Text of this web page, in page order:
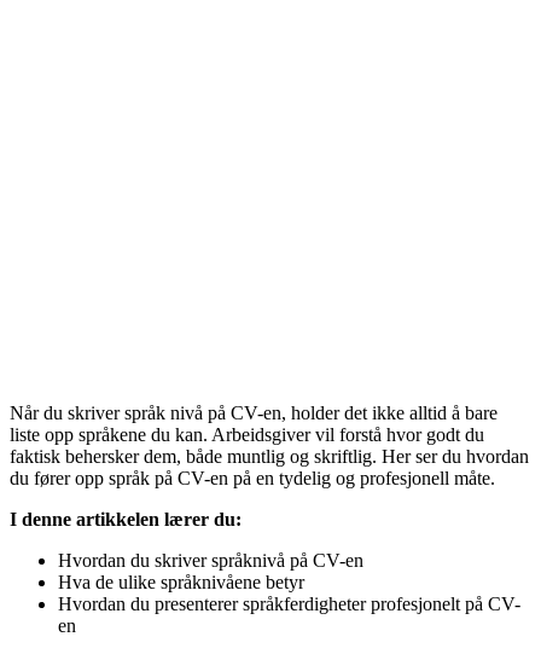
Når du skriver språk nivå på CV-en, holder det ikke alltid å bare
liste opp språkene du kan. Arbeidsgiver vil forstå hvor godt du
faktisk behersker dem, både muntlig og skriftlig. Her ser du hvordan
du fører opp språk på CV-en på en tydelig og profesjonell måte.
I denne artikkelen lærer du:
Hvordan du skriver språknivå på CV-en
Hva de ulike språknivåene betyr
Hvordan du presenterer språkferdigheter profesjonelt på CV-
en